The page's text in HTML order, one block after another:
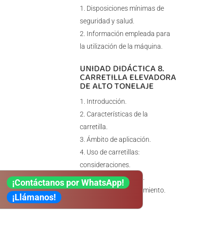
Disposiciones mínimas de
seguridad y salud.
Información empleada para
la utilización de la máquina.
UNIDAD DIDÁCTICA 8.
CARRETILLA ELEVADORA
DE ALTO TONELAJE
Introducción.
Características de la
carretilla.
Ámbito de aplicación.
Uso de carretillas:
consideraciones.
Riesgos asociados.
Revisión y mantenimiento.
¡Contáctanos por WhatsApp!
¡Llámanos!